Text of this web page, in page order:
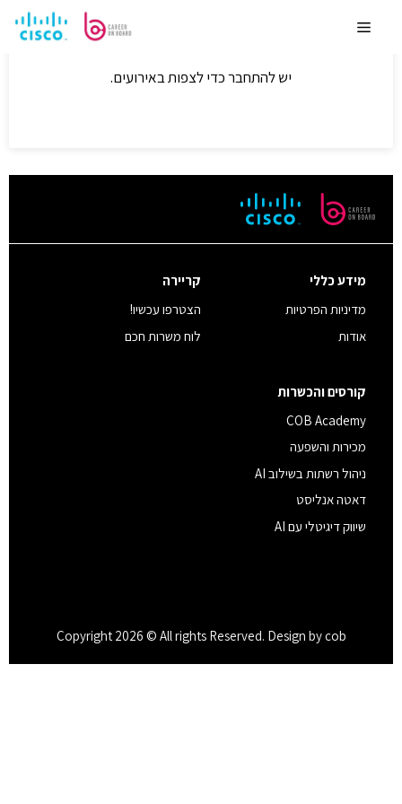
לתוכןMenu
יש להתחבר כדי לצפות באירועים.
מידע כללי
מדיניות הפרטיות
אודות
קריירה
הצטרפו עכשיו!
לוח משרות חכם
קורסים והכשרות
COB Academy
מכירות והשפעה
ניהול רשתות בשילוב AI
דאטה אנליסט
שיווק דיגיטלי עם AI
Copyright 2026 © All rights Reserved. Design by cob